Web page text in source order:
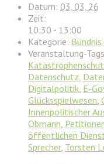
Datum: 03. 03. 26
Zeit:
10:30 - 13:00
Kategorie:
Veranstaltung-
Datenschutz,
Digitalpolitik, E-
Glücksspielwesen,
Innenpolitischer
Obmann,
öffentlichen
Sprecher, Torsten